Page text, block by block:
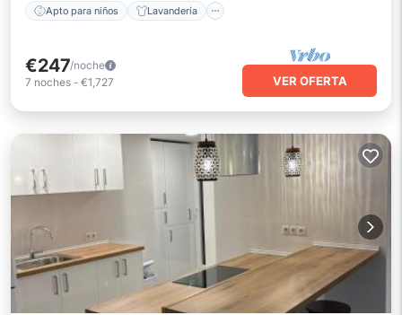
Apto para niños Lavandería
€247/noche
7 noches - €1,727 VER OFERTA